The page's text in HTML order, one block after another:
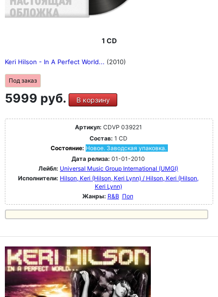
1 CD
Keri Hilson - In A Perfect World... (2010)
Под заказ
5999 руб. В корзину
Артикул: CDVP 039221
Состав: 1 CD
Состояние: Новое. Заводская упаковка.
Дата релиза: 01-01-2010
Лейбл: Universal Music Group International (UMGI)
Исполнители: Hilson, Keri (Hilson, Keri Lynn) / Hilson, Keri (Hilson,
Keri Lynn)
Жанры: R&B Поп